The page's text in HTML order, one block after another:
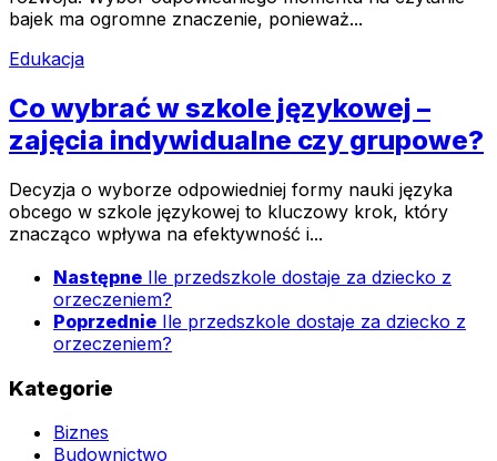
bajek ma ogromne znaczenie, ponieważ...
Edukacja
Co wybrać w szkole językowej –
zajęcia indywidualne czy grupowe?
Decyzja o wyborze odpowiedniej formy nauki języka
obcego w szkole językowej to kluczowy krok, który
znacząco wpływa na efektywność i...
Następne Ile przedszkole dostaje za dziecko z
orzeczeniem?
Poprzednie Ile przedszkole dostaje za dziecko z
orzeczeniem?
Kategorie
Biznes
Budownictwo